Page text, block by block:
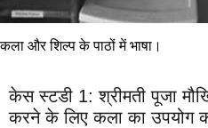
कला और शिल्प के पाठों में भाषा।
केस स्टडी 1: श्रीमती पूजा
करने के लिए कला का उपयोग